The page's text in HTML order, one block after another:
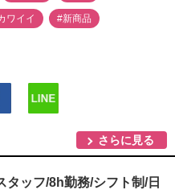
ワイイ #新商品
さらに見る
ッフ/8h勤務/シフト制/日